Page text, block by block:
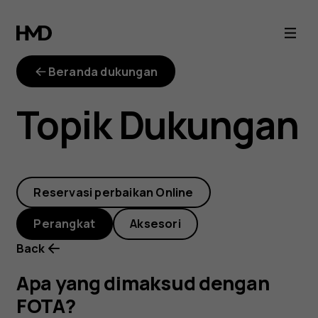
Apa
yang
dimaksud
dengan
FOTA?
Beranda dukungan
Topik Dukungan
Reservasi perbaikan Online
Perangkat
Aksesori
Back
Apa yang dimaksud dengan
FOTA?